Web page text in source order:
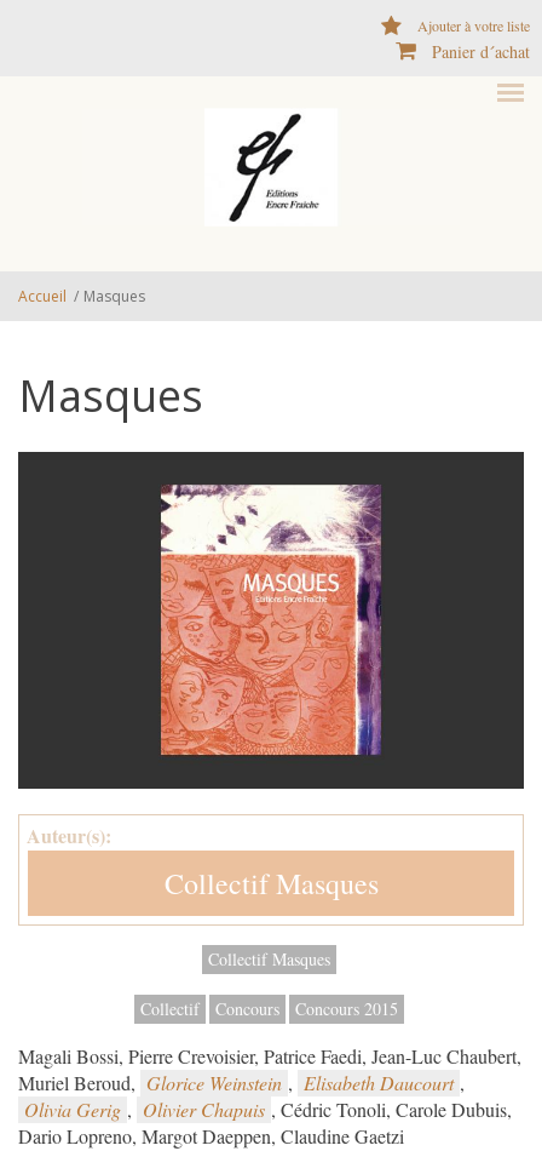
Ajouter à votre liste
Panier d´achat
Accueil / Masques
Masques
Auteur(s):
Collectif Masques
Collectif Masques
Collectif Concours Concours 2015
Magali Bossi, Pierre Crevoisier, Patrice Faedi, Jean-Luc Chaubert,
Muriel Beroud, Glorice Weinstein , Elisabeth Daucourt ,
Olivia Gerig , Olivier Chapuis , Cédric Tonoli, Carole Dubuis,
Dario Lopreno, Margot Daeppen, Claudine Gaetzi